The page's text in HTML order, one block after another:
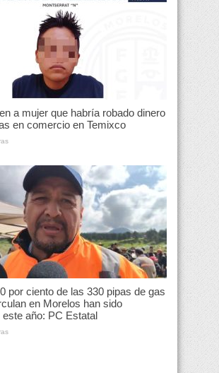
a mujer que habría robado dinero
en comercio en Temixco
por ciento de las 330 pipas de gas
en Morelos han sido
año: PC Estatal